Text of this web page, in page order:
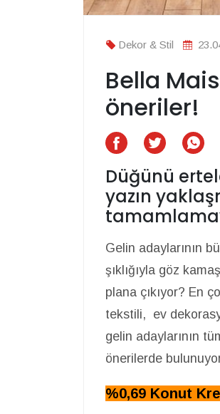
Dekor & Stil
Bella
öneriler!
Düğünü
yazın
Gelin adaylarının
şıklığıyla göz
plana çıkıyor? En
tekstili, ev
gelin adaylarının
önerilerde
%0,69 Konut